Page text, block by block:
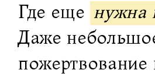
Где еще нужна
Даже
пожертвование